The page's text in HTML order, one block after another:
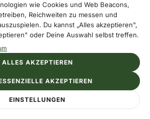
an, um einen Kommentar zu
hinterlassen.
Mit Apple
Mit Google
Mit E-Mail
zentral wohnen
wie Cookies und Web Beacons,
Reichweiten zu messen und
Du kannst „Alles akzeptieren",
oder Deine Auswahl selbst treffen.
EINSTELLUNGEN
AKZEPTIEREN
ALLES AKZEPTIEREN